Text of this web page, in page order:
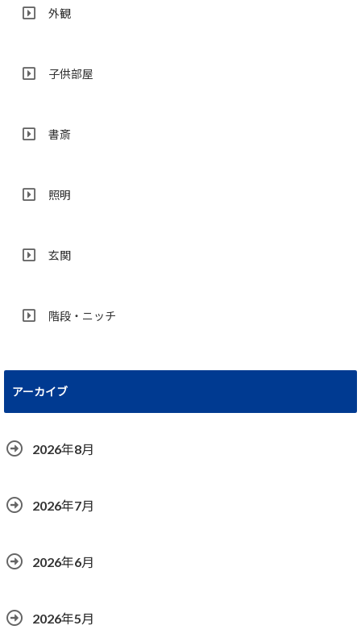
外観
子供部屋
書斎
照明
玄関
階段・ニッチ
アーカイブ
2026年8月
2026年7月
2026年6月
2026年5月